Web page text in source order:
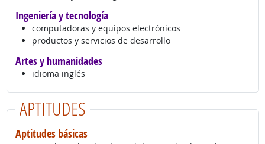
Ingeniería y tecnología
computadoras y equipos electrónicos
productos y servicios de desarrollo
Artes y humanidades
idioma inglés
APTITUDES
Aptitudes básicas